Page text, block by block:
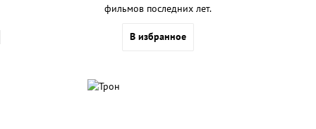
фильмов последних лет.
В избранное